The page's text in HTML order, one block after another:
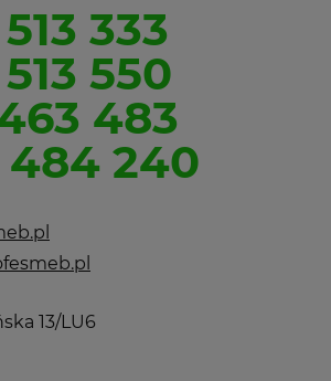
333
550
483
240
13/LU6